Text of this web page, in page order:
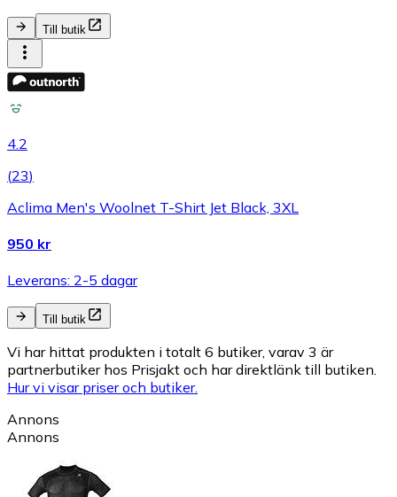
Till butik
4.2
(23)
Aclima Men's Woolnet T-Shirt Jet Black, 3XL
950 kr
Leverans: 2-5 dagar
Till butik
Vi har hittat produkten i totalt 6 butiker, varav 3 är
partnerbutiker hos Prisjakt och har direktlänk till butiken.
Hur vi visar priser och butiker.
Annons
Annons